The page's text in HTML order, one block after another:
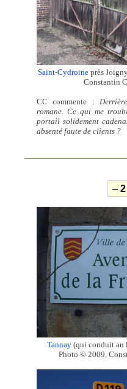
Saint-Cydroine près
Constantin
CC commente :
romane. Ce qui me
portail solidement
absenté faute de clients ?
–2
Tannay(qui conduit au
Photo © 2009,